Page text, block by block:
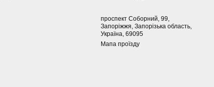
проспект Соборний, 99,
Запоріжжя, Запорізька область,
Україна, 69095
Мапа проїзду